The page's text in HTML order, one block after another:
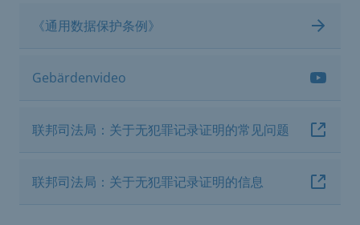
《通用数据保护条例》
Gebärdenvideo
联邦司法局：关于无犯罪记录证明的常见问题
联邦司法局：关于无犯罪记录证明的信息